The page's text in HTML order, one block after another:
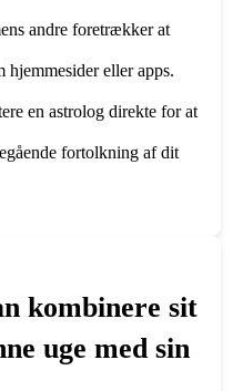
andre foretrækker at
hjemmesider eller apps.
en astrolog direkte for at
fortolkning af dit
kombinere sit
uge med sin